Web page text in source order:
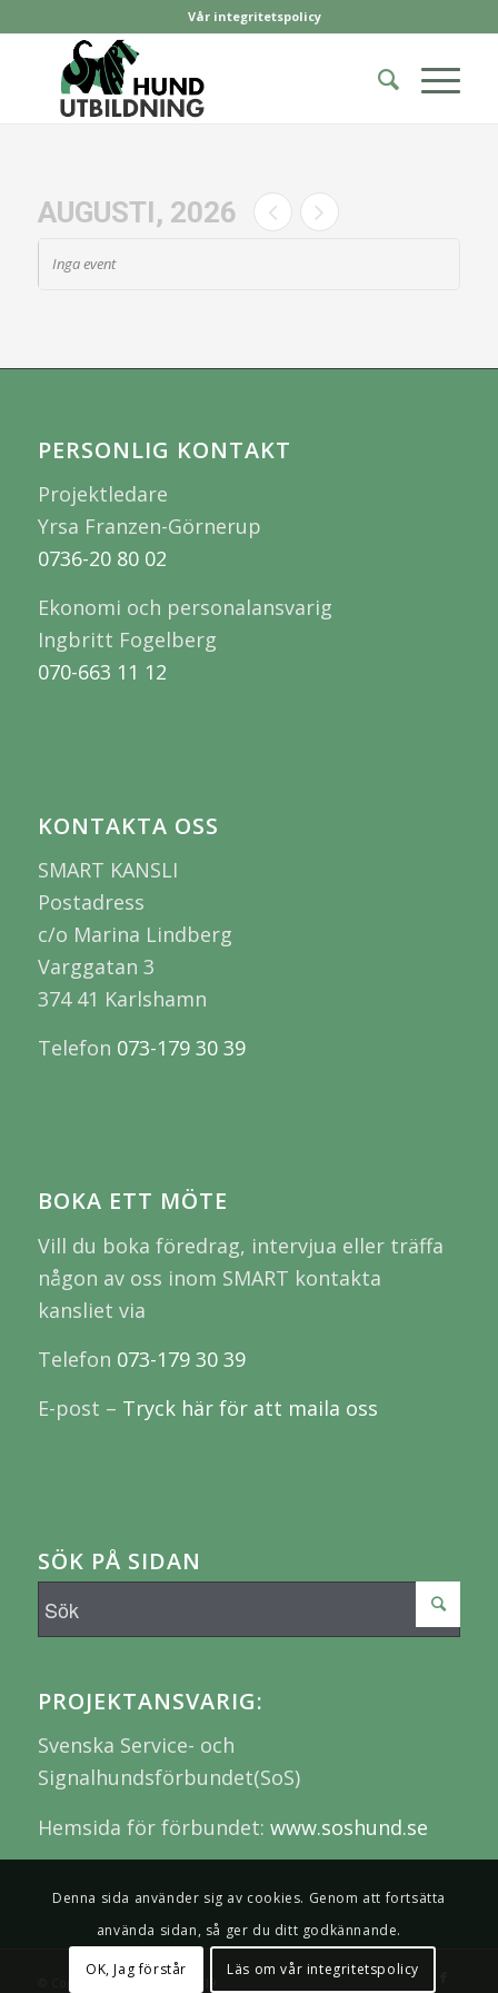
Vår integritetspolicy
AUGUSTI, 2026
Inga event
PERSONLIG KONTAKT
Projektledare
Yrsa Franzen-Görnerup
0736-20 80 02
Ekonomi och personalansvarig
Ingbritt Fogelberg
070-663 11 12
KONTAKTA OSS
SMART KANSLI
Postadress
c/o Marina Lindberg
Varggatan 3
374 41 Karlshamn
Telefon 073-179 30 39
BOKA ETT MÖTE
Vill du boka föredrag, intervjua eller träffa
någon av oss inom SMART kontakta
kansliet via
Telefon 073-179 30 39
E-post – Tryck här för att maila oss
SÖK PÅ SIDAN
PROJEKTANSVARIG:
Svenska Service- och
Signalhundsförbundet(SoS)
Hemsida för förbundet: www.soshund.se
© Copyright - Smarthund 2019
Denna sida använder sig av cookies. Genom att fortsätta
använda sidan, så ger du ditt godkännande.
OK, Jag förstår Läs om vår integritetspolicy